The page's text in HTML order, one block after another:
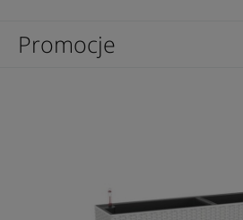
Promocje